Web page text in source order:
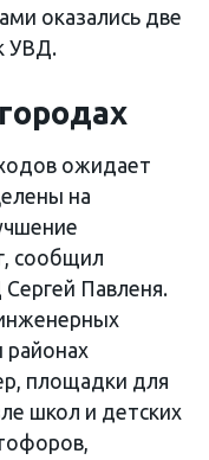
оказались две
УВД.
ожидает
на
сообщил
Павленя.
районах
площадки для
школ и детских